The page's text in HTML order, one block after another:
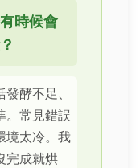
時候會
酵不足、
。常見錯誤
境太冷。我
完成就烘